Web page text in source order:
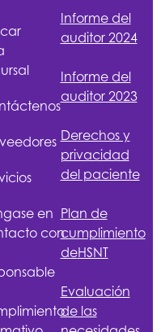
en
con
Informe del
auditor 2024
Informe del
auditor 2023
Derechos y
privacidad
del paciente
Plan de
cumplimiento
deHSNT
Evaluación
de las